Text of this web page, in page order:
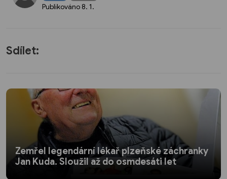
Publikováno 8. 1.
Sdílet:
Zemřel legendární lékař plzeňské záchranky
Jan Kuda. Sloužil až do osmdesáti let